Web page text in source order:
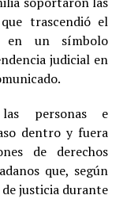
trascendió el
en un símbolo
judicial en
personas e
dentro y fuera
de derechos
que, según
justicia durante